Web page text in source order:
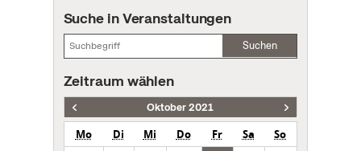
Suche in Veranstaltungen
Suchen
Zeitraum wählen
Oktober 2021
Mo Di Mi Do Fr Sa
So